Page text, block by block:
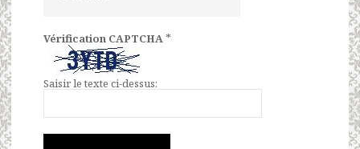
Vérification CAPTCHA*
Saisir le texte ci-dessus: